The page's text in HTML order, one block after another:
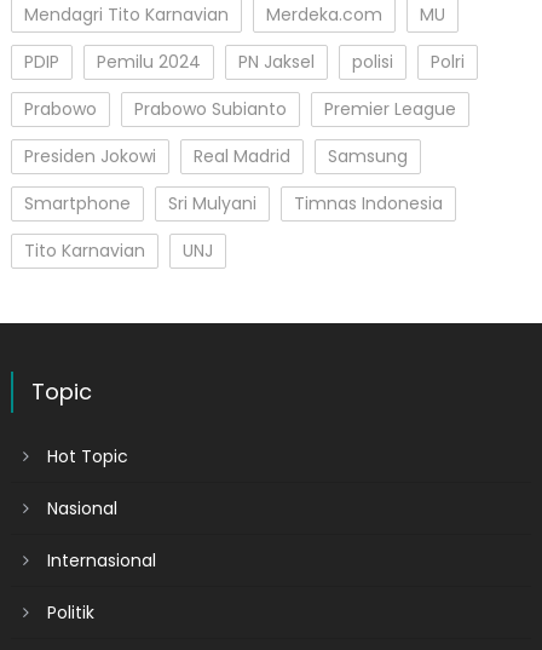
Mendagri Tito Karnavian
Merdeka.com
MU
PDIP
Pemilu 2024 PN Jaksel polisi
Polri
Prabowo
Prabowo Subianto
Premier League
Presiden Jokowi
Real Madrid
Samsung
Smartphone
Sri Mulyani
Timnas Indonesia
Tito Karnavian
UNJ
Topic
Hot Topic
Nasional
Internasional
Politik